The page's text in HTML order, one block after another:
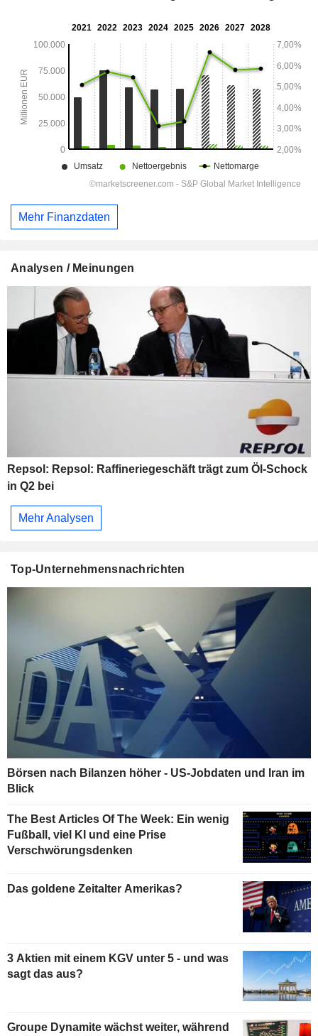
Mehr Finanzdaten
Analysen / Meinungen
Repsol: Repsol: Raffineriegeschäft trägt zum Öl-Schock
in Q2 bei
Mehr Analysen
Top-Unternehmensnachrichten
Börsen nach Bilanzen höher - US-Jobdaten und Iran im
Blick
The Best Articles Of The Week: Ein wenig
Fußball, viel KI und eine Prise
Verschwörungsdenken
Das goldene Zeitalter Amerikas?
3 Aktien mit einem KGV unter 5 - und was
sagt das aus?
Groupe Dynamite wächst weiter, während